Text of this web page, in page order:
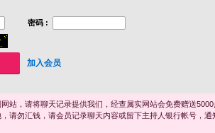
密码 :
加入会员
站，请将聊天记录提供我们，经查属实网站会免费赠送5000
请勿汇钱，请会员记录聊天内容或留下主持人银行帐号，